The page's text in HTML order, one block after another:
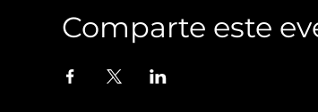
Comparte este